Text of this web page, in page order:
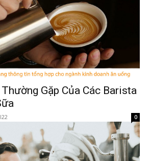
Gặp Của Các Barista
0